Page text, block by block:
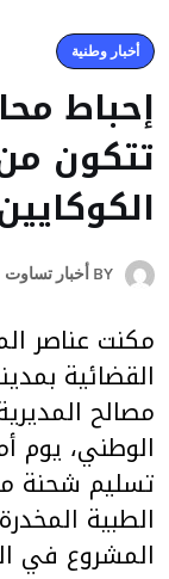
أخبار وطنية
إحباط
الكوكايين و6642
BY أخبار تساوت
مكنت عناصر
القضائية
مصالح
الوطني، يوم
تسليم شحنة
الطبية
المشروع في